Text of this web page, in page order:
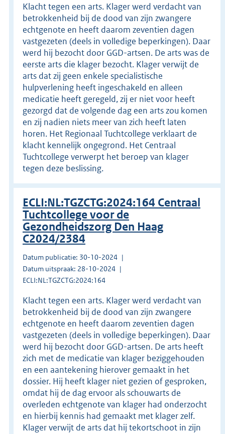
Klacht tegen een arts. Klager werd verdacht van
betrokkenheid bij de dood van zijn zwangere
echtgenote en heeft daarom zeventien dagen
vastgezeten (deels in volledige beperkingen). Daar
werd hij bezocht door GGD-artsen. De arts was de
eerste arts die klager bezocht. Klager verwijt de
arts dat zij geen enkele specialistische
hulpverlening heeft ingeschakeld en alleen
medicatie heeft geregeld, zij er niet voor heeft
gezorgd dat de volgende dag een arts zou komen
en zij nadien niets meer van zich heeft laten
horen. Het Regionaal Tuchtcollege verklaart de
klacht kennelijk ongegrond. Het Centraal
Tuchtcollege verwerpt het beroep van klager
tegen deze beslissing.
ECLI:NL:TGZCTG:2024:164 Centraal
Tuchtcollege voor de
Gezondheidszorg Den Haag
C2024/2384
Datum publicatie: 30-10-2024
Datum uitspraak: 28-10-2024
ECLI:NL:TGZCTG:2024:164
Klacht tegen een arts. Klager werd verdacht van
betrokkenheid bij de dood van zijn zwangere
echtgenote en heeft daarom zeventien dagen
vastgezeten (deels in volledige beperkingen). Daar
werd hij bezocht door GGD-artsen. De arts heeft
zich met de medicatie van klager beziggehouden
en een aantekening hierover gemaakt in het
dossier. Hij heeft klager niet gezien of gesproken,
omdat hij de dag ervoor als schouwarts de
overleden echtgenote van klager had onderzocht
en hierbij kennis had gemaakt met klager zelf.
Klager verwijt de arts dat hij tekortschoot in zijn